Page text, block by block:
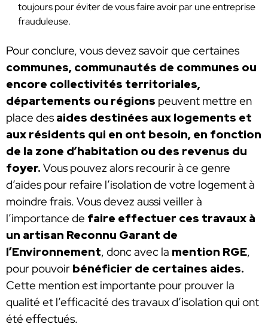
toujours pour éviter de vous faire avoir par une entreprise
frauduleuse.
Pour conclure, vous devez savoir que certaines
communes, communautés de communes ou
encore collectivités territoriales,
départements ou régions peuvent mettre en
place des aides destinées aux logements et
aux résidents qui en ont besoin, en fonction
de la zone d’habitation ou des revenus du
foyer. Vous pouvez alors recourir à ce genre
d’aides pour refaire l’isolation de votre logement à
moindre frais. Vous devez aussi veiller à
l’importance de faire effectuer ces travaux à
un artisan Reconnu Garant de
l’Environnement, donc avec la mention RGE,
pour pouvoir bénéficier de certaines aides.
Cette mention est importante pour prouver la
qualité et l’efficacité des travaux d’isolation qui ont
été effectués.